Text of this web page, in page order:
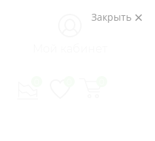
Закрыть